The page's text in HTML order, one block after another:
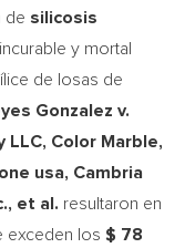
de silicosis
y mortal
de losas de
Gonzalez v.
LLC, Color Marble,
usa, Cambria
et al. resultaron en
exceden los $ 78